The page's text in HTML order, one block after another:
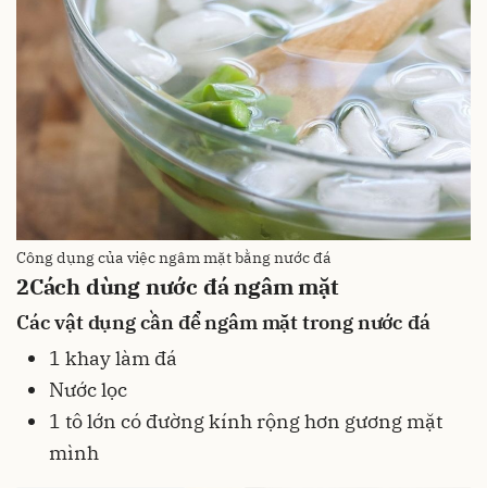
Công dụng của việc ngâm mặt bằng nước đá
2Cách dùng nước đá ngâm mặt
Các vật dụng cần để ngâm mặt trong nước đá
1 khay làm đá
Nước lọc
1 tôlớn có đường kính rộng hơn gương mặt
mình